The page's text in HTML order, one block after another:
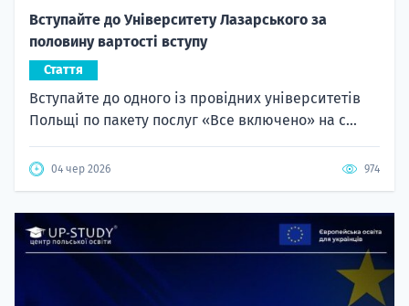
Вступайте до Університету Лазарського за
половину вартості вступу
Стаття
Вступайте до одного із провідних університетів
Польщі по пакету послуг «Все включено» на с...
04 чер 2026 974